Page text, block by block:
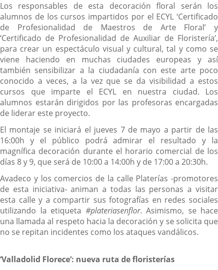
Los responsables de esta decoración floral serán los
alumnos de los cursos impartidos por el ECYL ‘Certificado
de Profesionalidad de Maestros de Arte Floral’ y
‘Certificado de Profesionalidad de Auxiliar de Floristería’,
para crear un espectáculo visual y cultural, tal y como se
viene haciendo en muchas ciudades europeas y así
también sensibilizar a la ciudadanía con este arte poco
conocido a veces, a la vez que se da visibilidad a estos
cursos que imparte el ECYL en nuestra ciudad. Los
alumnos estarán dirigidos por las profesoras encargadas
de liderar este proyecto.
El montaje se iniciará el jueves 7 de mayo a partir de las
16:00h y el público podrá admirar el resultado y la
magnífica decoración durante el horario comercial de los
días 8 y 9, que será de 10:00 a 14:00h y de 17:00 a 20:30h.
Avadeco y los comercios de la calle Platerías -promotores
de esta iniciativa- animan a todas las personas a visitar
esta calle y a compartir sus fotografías en redes sociales
utilizando la etiqueta #plateriasenflor. Asimismo, se hace
una llamada al respeto hacia la decoración y se solicita que
no se repitan incidentes como los ataques vandálicos.
‘Valladolid Florece’: nueva ruta de floristerías